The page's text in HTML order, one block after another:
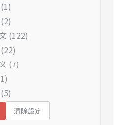
(122)
(7)
清除設定